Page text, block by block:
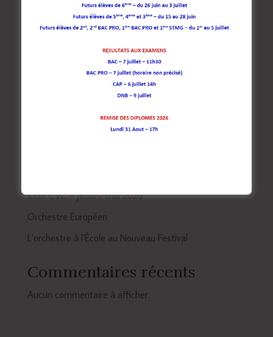
Articles récents
Inter CVC – Jeudi 7 mai 2026
Orchestre Européen
L’orchestre à l’École au Nouveau Festival
Commentaires récents
Aucun commentaire à afficher.